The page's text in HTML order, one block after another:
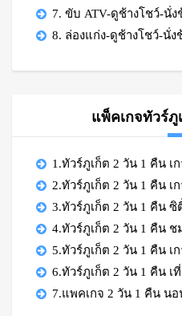
7. ขับ ATV-ดูช้างโชว์-นั่ง
8. ล่องแก่ง-ดูช้างโชว์-นั่ง
แพ็คเกจทัวร์ภู
1.ทัวร์ภูเก็ต 2 วัน 1 คืน เ
2.ทัวร์ภูเก็ต 2 วัน 1 คืน เ
3.ทัวร์ภูเก็ต 2 วัน 1 คืน ซิ
4.ทัวร์ภูเก็ต 2 วัน 1 คืน ช
5.ทัวร์ภูเก็ต 2 วัน 1 คืน เ
6.ทัวร์ภูเก็ต 2 วัน 1 คืน เ
7.แพคเกจ 2 วัน 1 คืน นอ